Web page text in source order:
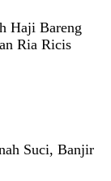
Haji Bareng
Ria Ricis
Suci, Banjir